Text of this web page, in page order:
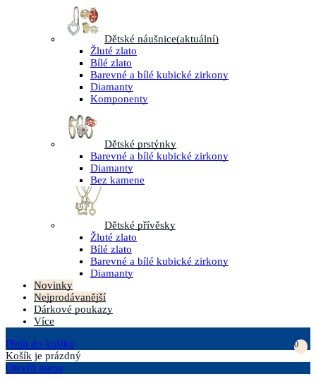
Dětské náušnice(aktuální)
Žluté zlato
Bílé zlato
Barevné a bílé kubické zirkony
Diamanty
Komponenty
Dětské prstýnky
Barevné a bílé kubické zirkony
Diamanty
Bez kamene
Dětské přívěsky
Žluté zlato
Bílé zlato
Barevné a bílé kubické zirkony
Diamanty
Novinky
Nejprodávanější
Dárkové poukazy
Více
Přejít do košíku
0
Košík je prázdný
Otevřít menu